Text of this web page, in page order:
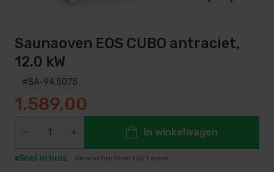
Saunaoven EOS CUBO antraciet,
12.0 kW
#SA-94.5075
1.589,00
In winkelwagen
Snel in huis Verwachte levertijd 1 week